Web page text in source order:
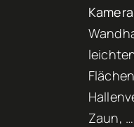
Zaun,